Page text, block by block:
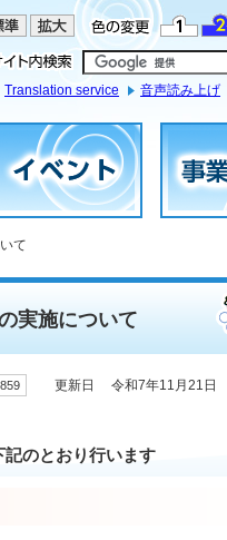
Translation service 音声読み上げ
て
実施について
更新日 令和7年11月21日
のとおり行います